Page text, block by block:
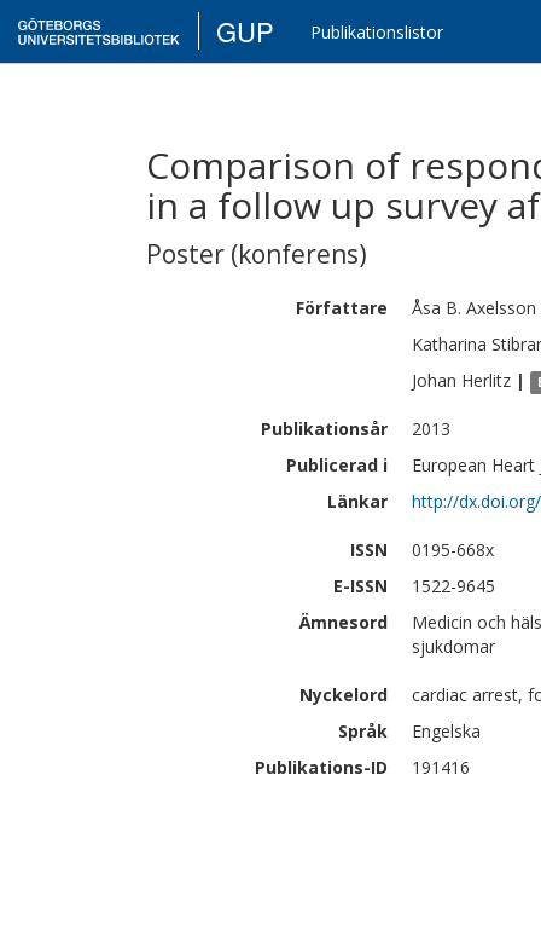
GUP Publikationslistor
Comparison of
in a follow up survey
Poster (konferens)
Författare Åsa B. Axelsson
Katharina
Johan Herlitz |
Publikationsår
2013
Publicerad i
European Heart
Länkar
http://
ISSN
0195-668x
E-ISSN
1522-9645
Ämnesord
Medicin och
sjukdomar
Nyckelord
cardiac arrest,
Språk
Engelska
Publikations-ID
191416